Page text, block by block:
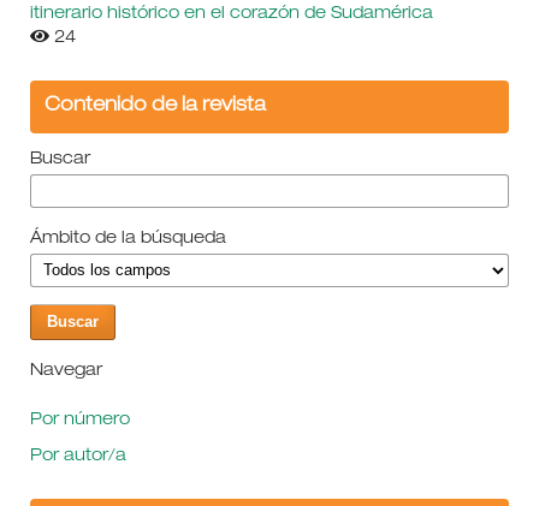
itinerario histórico en el corazón de Sudamérica
24
Contenido de la revista
Buscar
Ámbito de la búsqueda
Navegar
Por número
Por autor/a